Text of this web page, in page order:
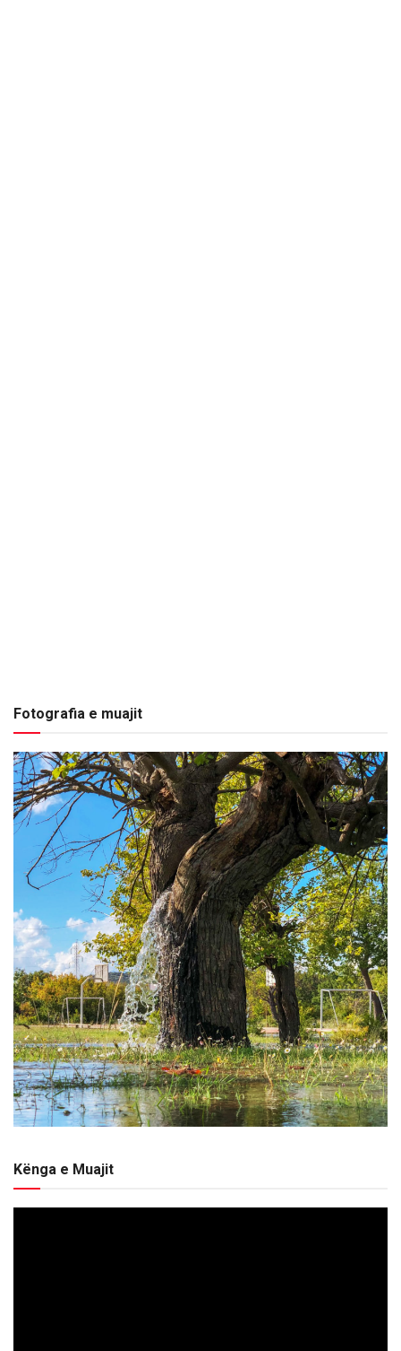
Fotografia e muajit
Kënga e Muajit